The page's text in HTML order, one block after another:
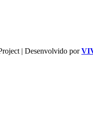
| Desenvolvido por